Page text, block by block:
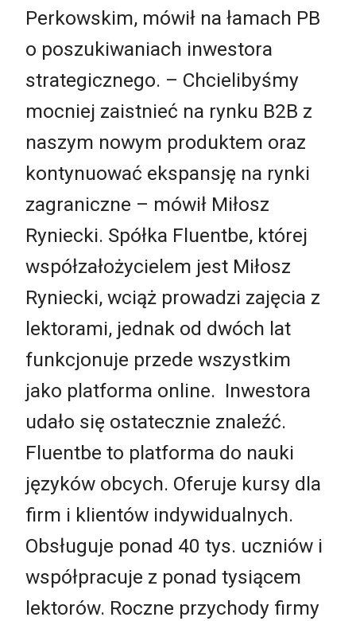
Perkowskim, mówił na łamach PB
o poszukiwaniach inwestora
strategicznego. – Chcielibyśmy
mocniej zaistnieć na rynku B2B z
naszym nowym produktem oraz
kontynuować ekspansję na rynki
zagraniczne – mówił Miłosz
Ryniecki. Spółka Fluentbe, której
współzałożycielem jest Miłosz
Ryniecki, wciąż prowadzi zajęcia z
lektorami, jednak od dwóch lat
funkcjonuje przede wszystkim
jako platforma online. Inwestora
udało się ostatecznie znaleźć.
Fluentbe to platforma do nauki
języków obcych. Oferuje kursy dla
firm i klientów indywidualnych.
Obsługuje ponad 40 tys. uczniów i
współpracuje z ponad tysiącem
lektorów. Roczne przychody firmy